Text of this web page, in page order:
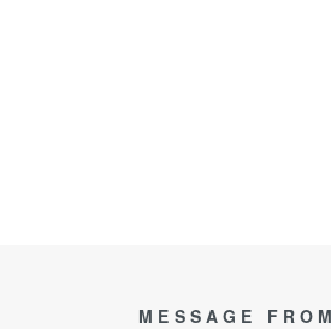
MESSAGE